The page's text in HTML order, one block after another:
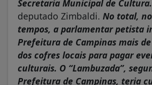
Secretaria Municipal de
deputado Zimbaldi. No total,
tempos, a parlamentar petista
Prefeitura de Campinas mais
dos cofres locais para pagar
culturais. O “Lambuzada”,
Prefeitura de Campinas, teria